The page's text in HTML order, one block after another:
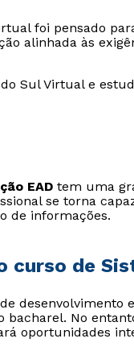
foi pensado
alinhada às
Sul Virtual e
EAD tem uma
se torna
de informações.
curso de
desenvolvimento
bacharel. No
oportunidades